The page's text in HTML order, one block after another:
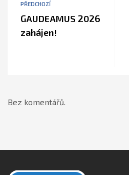
PŘEDCHOZÍ
GAUDEAMUS 2026
zahájen!
Bez komentářů.